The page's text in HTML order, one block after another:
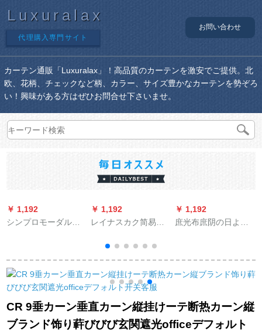
Luxuralax
代理購入専門サイト
お問い合わせ
カーテン通販「Luxuralax」！高品質のカーテンを激安でご提供。北
欧、花柄、チェックなど柄、カラー、サイズ豊かなカーテンを勢ぞろ
い！興味がある方はぜひお問合せ下さいませ。
￥ 1,192
シンプロモーダル遮
寝室既制カーンシス
テムシステム遮光オ
ームシステムシステ
ムシステムシステム
システムシステムシ
ステムシステムシス
￥ 1,192
レイナスカク简易既
缩棒をプレゼントす
るものです。完全に
遮光したレーベン寝
室のレンタールムッ
シュがショーンがな
いコットン阳毛カー
テージが1.5*1.8メト
￥ 1,192
庶光布庶阴の日よけ
5メトル*10メトル】
CR 9垂カーン垂直カーン縦挂けーテ断热カーン縦
ブランド饰り蓒びびび玄関遮光officeデフォルト